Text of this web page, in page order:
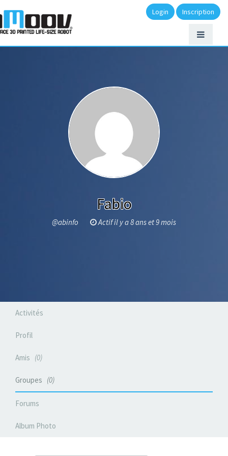
Login Inscription
Fabio
@abinfo Actif il y a 8 ans et 9 mois
Activités
Profil
Amis 0
Groupes 0
Forums
Album Photo